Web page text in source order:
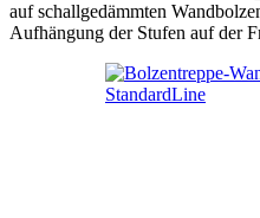
auf schallgedämmten
Aufhängung der Stufen auf der